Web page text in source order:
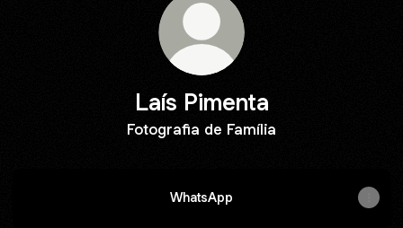
Laís Pimenta
Fotografia de Família
WhatsApp